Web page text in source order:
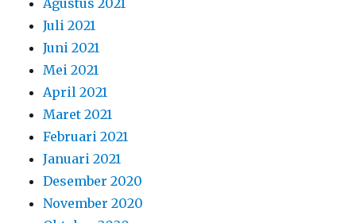
Juli 2021
Juni 2021
Mei 2021
April 2021
Maret 2021
Februari 2021
Januari 2021
Desember 2020
November 2020